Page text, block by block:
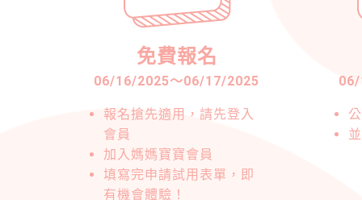
免費報名
06/16/2025～06/17/2025
報名搶先適用，請先登入
會員
加入媽媽寶寶會員
填寫完申請試用表單，即
有機會體驗！